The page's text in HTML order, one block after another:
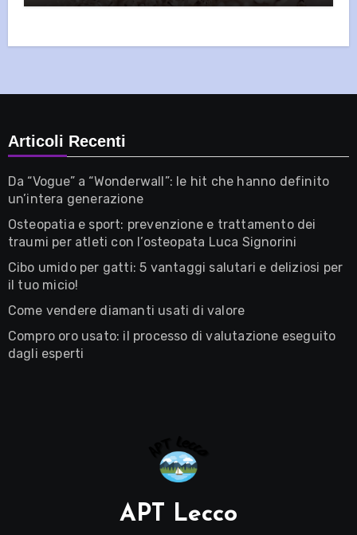
Articoli Recenti
Da “Vogue” a “Wonderwall”: le hit che hanno definito
un’intera generazione
Osteopatia e sport: prevenzione e trattamento dei
traumi per atleti con l’osteopata Luca Signorini
Cibo umido per gatti: 5 vantaggi salutari e deliziosi per
il tuo micio!
Come vendere diamanti usati di valore
Compro oro usato: il processo di valutazione eseguito
dagli esperti
APT Lecco